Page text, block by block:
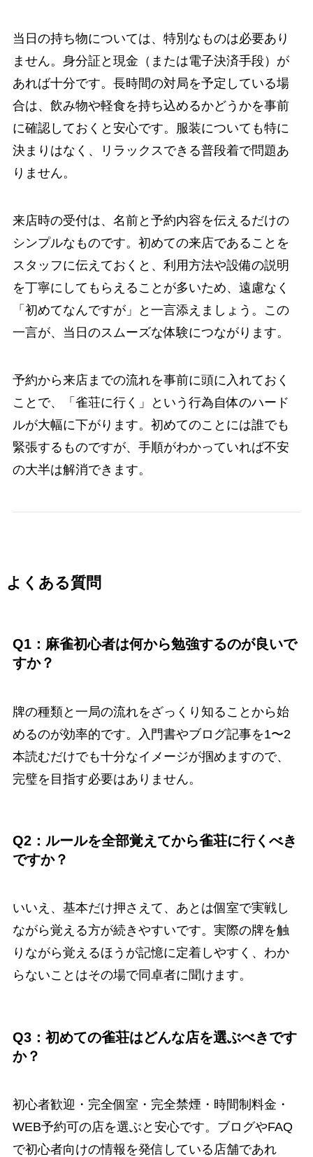
当日の持ち物については、特別なものは必要あり
ません。身分証と現金（または電子決済手段）が
あれば十分です。長時間の対局を予定している場
合は、飲み物や軽食を持ち込めるかどうかを事前
に確認しておくと安心です。服装についても特に
決まりはなく、リラックスできる普段着で問題あ
りません。
来店時の受付は、名前と予約内容を伝えるだけの
シンプルなものです。初めての来店であることを
スタッフに伝えておくと、利用方法や設備の説明
を丁寧にしてもらえることが多いため、遠慮なく
「初めてなんですが」と一言添えましょう。この
一言が、当日のスムーズな体験につながります。
予約から来店までの流れを事前に頭に入れておく
ことで、「雀荘に行く」という行為自体のハード
ルが大幅に下がります。初めてのことには誰でも
緊張するものですが、手順がわかっていれば不安
の大半は解消できます。
よくある質問
Q1：麻雀初心者は何から勉強するのが良いで
すか？
牌の種類と一局の流れをざっくり知ることから始
めるのが効率的です。入門書やブログ記事を1〜2
本読むだけでも十分なイメージが掴めますので、
完璧を目指す必要はありません。
Q2：ルールを全部覚えてから雀荘に行くべき
ですか？
いいえ、基本だけ押さえて、あとは個室で実戦し
ながら覚える方が続きやすいです。実際の牌を触
りながら覚えるほうが記憶に定着しやすく、わか
らないことはその場で同卓者に聞けます。
Q3：初めての雀荘はどんな店を選ぶべきです
か？
初心者歓迎・完全個室・完全禁煙・時間制料金・
WEB予約可の店を選ぶと安心です。ブログやFAQ
で初心者向けの情報を発信している店舗であれ